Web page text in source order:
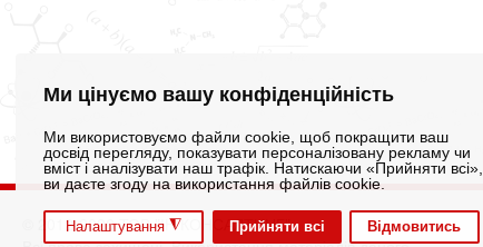
Ми цінуємо вашу конфіденційність
Ми використовуємо файли cookie, щоб покращити ваш
досвід перегляду, показувати персоналізовану рекламу чи
вміст і аналізувати наш трафік. Натискаючи «Прийняти всі»,
ви даєте згоду на використання файлів cookie.
Налаштування ◮ Прийняти всі Відмовитись
© 2012-2026 ТОВ "ІН КОНСАЛТИНГ"